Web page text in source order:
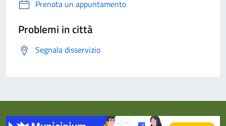
Prenota un appuntamento
Problemi in città
Segnala disservizio